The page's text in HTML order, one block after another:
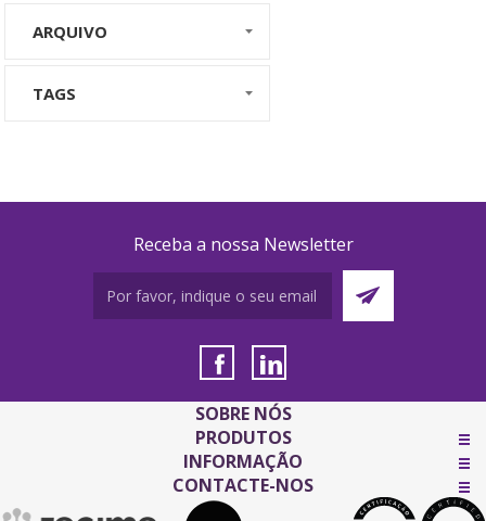
ARQUIVO
TAGS
Receba a nossa Newsletter
SOBRE NÓS
PRODUTOS
INFORMAÇÃO
CONTACTE-NOS